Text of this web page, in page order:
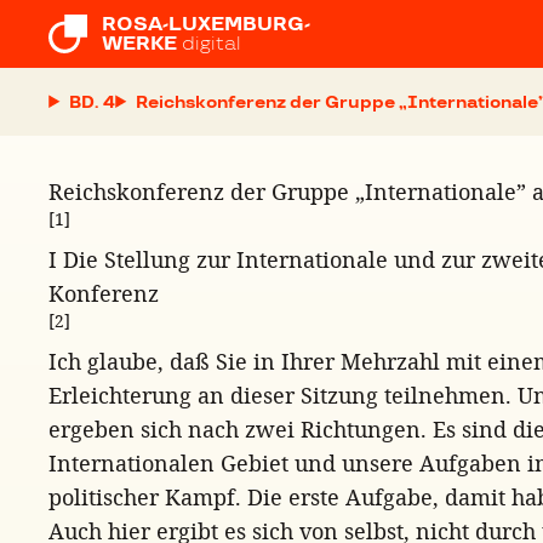
ROSA-LUXEMBURG-
WERKE digital
BD. 4 Reichskonferenz der Gruppe „Internationale”
Reichskonferenz der Gruppe „Internationale”
[1]
I Die Stellung zur Internationale und zur
Konferenz
[2]
Ich glaube, daß Sie in Ihrer Mehrzahl mit
Erleichterung an dieser Sitzung teilnehmen.
ergeben sich nach zwei Richtungen. Es sind
Internationalen Gebiet und unsere Aufgaben
politischer Kampf. Die erste Aufgabe, damit
Auch hier ergibt es sich von selbst, nicht durch